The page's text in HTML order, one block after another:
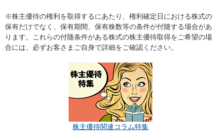
※株主優待の権利を取得するにあたり、権利確定日における株式の
保有だけでなく、保有期間、保有株数等の条件が付随する場合があ
ります。これらの付随条件がある株式の株主優待取得をご希望の場
合には、必ずお客さまご自身で詳細をご確認ください。
株主優待関連コラム特集